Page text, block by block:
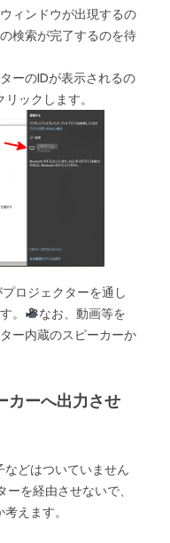
ィンドウが出現するの
検索が完了するのを待
ーのIDが表示されるの
ックします。
ロジェクターを通し
。
なお、動画等を
ー内蔵のスピーカーか
カーへ出力させ
などはついていません
を経由させないで、
えます。